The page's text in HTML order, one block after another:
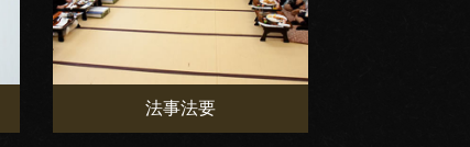
法事法要